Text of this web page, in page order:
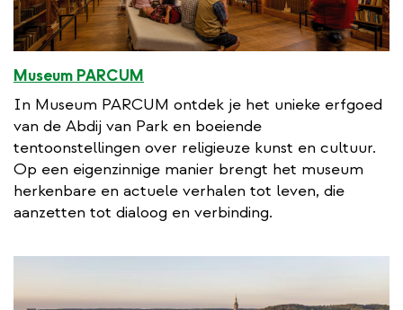
Museum PARCUM
In Museum PARCUM ontdek je het unieke erfgoed
van de Abdij van Park en boeiende
tentoonstellingen over religieuze kunst en cultuur.
Op een eigenzinnige manier brengt het museum
herkenbare en actuele verhalen tot leven, die
aanzetten tot dialoog en verbinding.